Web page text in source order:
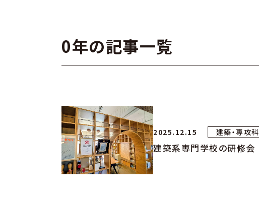
0年の記事一覧
2025.12.15 建築・専攻科
建築系専門学校の研修会